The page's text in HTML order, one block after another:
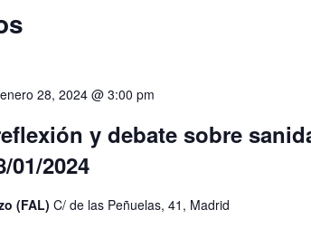
enero 28, 2024 @ 3:00 pm
y debate sobre
01/2024
(FAL) C/ de las Peñuelas, 41, Madrid